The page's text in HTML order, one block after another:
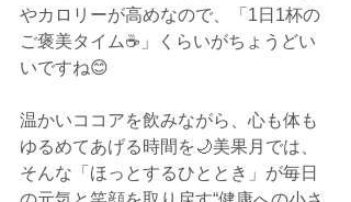
やカロリーが高めなので、「1日1杯の
ご褒美タイム☕」くらいがちょうどい
いですね😊
温かいココアを飲みながら、心も体も
ゆるめてあげる時間を🌙美果月では、
そんな「ほっとするひととき」が毎日